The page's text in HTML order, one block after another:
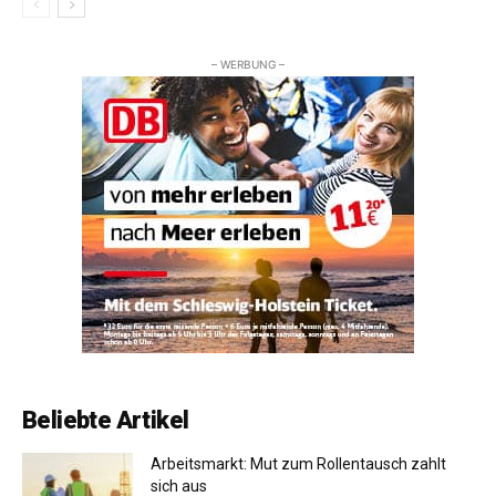
– WERBUNG –
Beliebte Artikel
Arbeitsmarkt: Mut zum Rollentausch zahlt
sich aus